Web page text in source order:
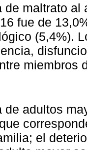
de maltrato
fue de
(5,4%).
miembros
de adultos
el